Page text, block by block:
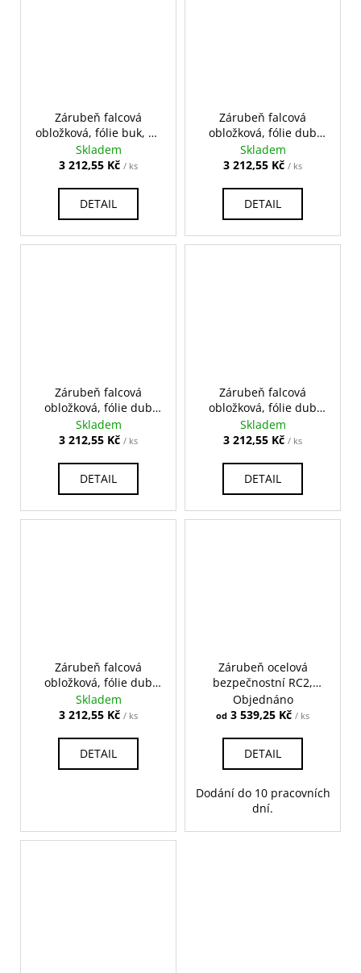
Zárubeň falcová
obložková, fólie buk, na
pokos
Skladem
3 212,55 Kč / ks
DETAIL
Zárubeň falcová
obložková, fólie dub
grant, na pokos
Skladem
3 212,55 Kč / ks
DETAIL
Zárubeň falcová
obložková, fólie dub
hudson, na pokos
Skladem
3 212,55 Kč / ks
DETAIL
Zárubeň falcová
obložková, fólie dub
sonoma, na pokos
Skladem
3 212,55 Kč / ks
DETAIL
Zárubeň falcová
obložková, fólie dub
šedý, na pokos
Skladem
3 212,55 Kč / ks
DETAIL
Zárubeň ocelová
bezpečnostní RC2,
přepravní nátěr
Objednáno
od 3 539,25 Kč / ks
DETAIL
Dodání do 10 pracovních
dní.